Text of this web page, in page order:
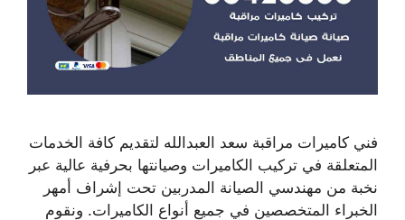
فني كاميرات مراقبة سعد العبدالله لتقديم كافة الخدمات
المتعلقة في تركيب الكاميرات وصيانتها بحرفية عالية عبر
نخبة من مهندسي الصيانة المدربين تحت إشراف أمهر
الخبراء المتخصصين في جميع أنواع الكاميرات. ونقوم